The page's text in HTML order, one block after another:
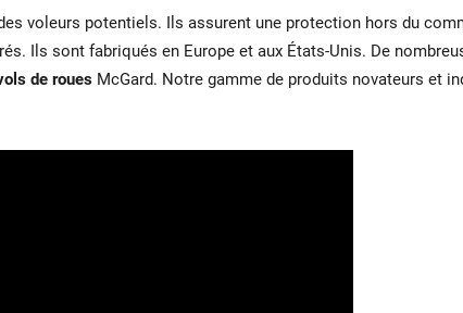
voleurs potentiels. Ils assurent une protection hors du
Ils sont fabriqués en Europe et aux États-Unis. De
de roues McGard. Notre gamme de produits novateurs et